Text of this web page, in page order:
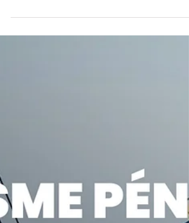
RECRUTE UN·E
PÉDAGOGIQUE À TUBIZE
à l’École de Devoirs. Il. Elle encadre
également le service de tutorat scolaire
ados-enfants Enfant-Adolescent
L’animateur.trice pédagogique assur